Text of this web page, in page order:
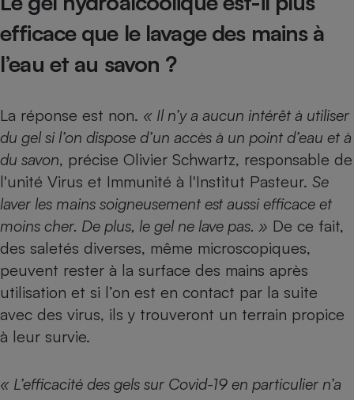
efficace que le lavage des mains à
l’eau et au savon ?
La réponse est non. « Il n’y a aucun intérêt à utiliser
du gel si l’on dispose d’un accès à un point d’eau et à
du savon, précise Olivier Schwartz, responsable de
l'unité Virus et Immunité à l'Institut Pasteur. Se
laver les mains soigneusement est aussi efficace et
moins cher. De plus, le gel ne lave pas. » De ce fait,
des saletés diverses, même microscopiques,
peuvent rester à la surface des mains après
utilisation et si l’on est en contact par la suite
avec des virus, ils y trouveront un terrain propice
à leur survie.
« L’efficacité des gels sur Covid-19 en particulier n’a
Complément
Banque
Petit électroménager -
Lave-linge
Plaque de cuisson à
Téléviseur
Smartphone
Radiateur électrique
Antimoustique